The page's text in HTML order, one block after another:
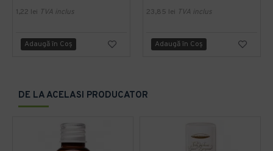
1,22 lei TVA inclus
Adaugă în Coş
23,85 lei TVA inclus
Adaugă în Coş
DE LA ACELASI PRODUCATOR